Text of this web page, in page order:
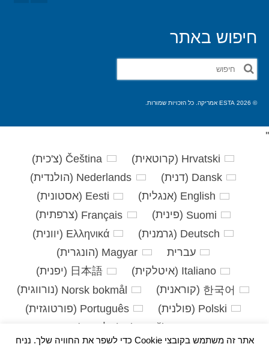
חיפוש באתר
חפש
את:
© 2026 ESTA אמריקה. כל הזכויות שמורות.
אתר זה משתמש בקובצי Cookie כדי לשפר את החוויה שלך. נניח
'
'
Hrvatski
(קרוטאית)
Čeština
(צ'כית)
Dansk
(דנית)
Nederlands
(הולנדית)
English
(אנגלית)
Eesti
(אסטונית)
Suomi
(פינית)
Français
(צרפתית)
Deutsch
(גרמנית)
Ελληνικά
(יוונית)
עברית
Magyar
(הונגרית)
Italiano
(איטלקית)
日本語
(יפנית)
한국어
(קוראנית)
Norsk bokmål
(נורווגית)
Polski
(פולנית)
Português
(פורטוגזית)
Slovenčina
( סלאבית)